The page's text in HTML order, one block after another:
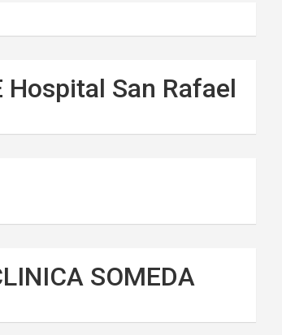
Hospital San Rafael
SOMEDA